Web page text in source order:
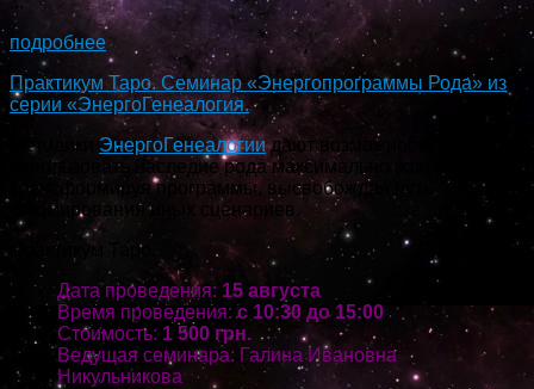
подробнее
Практикум Таро. Семинар «Энергопрограммы Рода» из
серии «ЭнергоГенеалогия.
Методики ЭнергоГенеалогиидают возможность
использовать наследие рода максимально эффективно,
трансформируя программы, высвобождая путь
формирования иных сценариев.
Практикум Таро.
Дата проведения: 15 августа
Время проведения:с 10:30 до 15:00
Стоимость: 1 500 грн.
Ведущая семинара: Галина Ивановна
Никульникова